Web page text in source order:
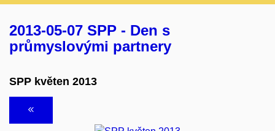
2013-05-07 SPP - Den s
průmyslovými partnery
SPP květen 2013